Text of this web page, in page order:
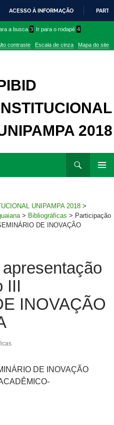
PARA
CONTEÚDO
ACESSO À INFORMAÇÃO
a busca 3 Ir para o rodapé 4
contraste Escala de cinza Mapa do site
2018
UNIPAMPA 2018 >
> Bibliográficas > Participação
DE INOVAÇÃO
III
INOVAÇÃO
DE INOVAÇÃO